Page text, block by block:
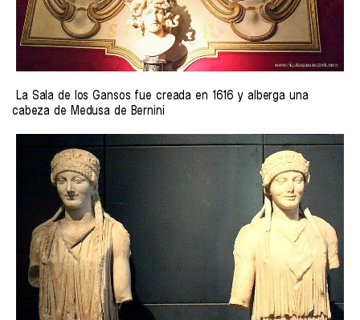
La Sala de los Gansos fue creada en 1616 y alberga una
cabeza de Medusa de Bernini